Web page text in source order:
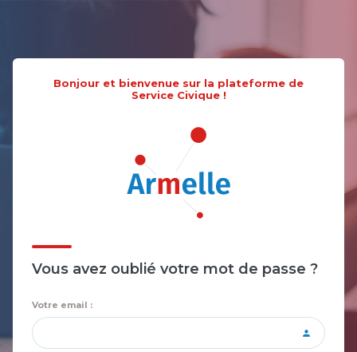
Bonjour et bienvenue sur la plateforme de
Service Civique !
Vous avez oublié votre mot de passe ?
Votre email :
person